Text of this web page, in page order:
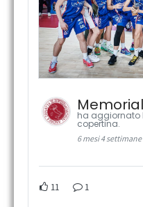
ha aggiornato
copertina.
6 mesi 4 settimane
11 1